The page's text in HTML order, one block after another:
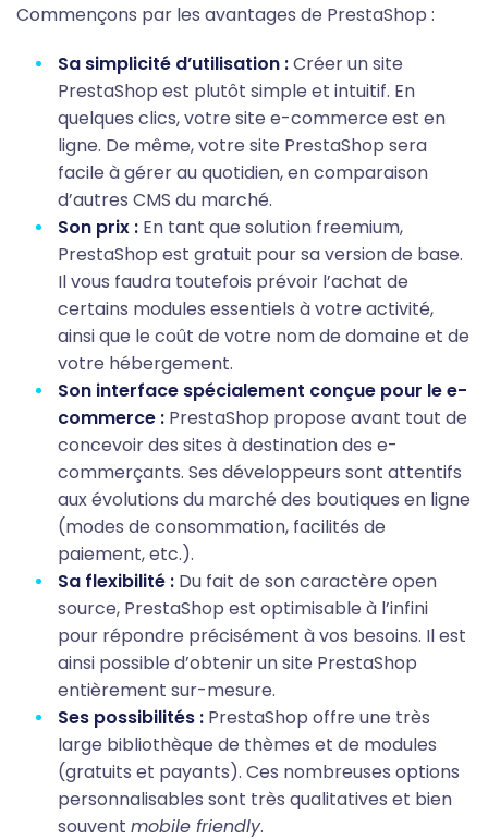
Commençons par les avantages de PrestaShop :
Sa simplicité d’utilisation :Créer un site
PrestaShop est plutôt simple et intuitif. En
quelques clics, votre site e-commerce est en
ligne. De même, votre site PrestaShop sera
facile à gérer au quotidien, en comparaison
d’autres CMS du marché.
Son prix : En tant que solution freemium,
PrestaShop est gratuit pour sa version de base.
Il vous faudra toutefois prévoir l’achat de
certains modules essentiels à votre activité,
ainsi que le coût de votre nom de domaine et de
votre hébergement.
Son interface spécialement conçue pour le e-
commerce : PrestaShop propose avant tout de
concevoir des sites à destination des e-
commerçants. Ses développeurs sont attentifs
aux évolutions du marché des boutiques en ligne
(modes de consommation, facilités de
paiement, etc.).
Sa flexibilité : Du fait de son caractère open
source, PrestaShop est optimisable à l’infini
pour répondre précisément à vos besoins. Il est
ainsi possible d’obtenir un site PrestaShop
entièrement sur-mesure.
Ses possibilités : PrestaShop offre une très
large bibliothèque de thèmes et de modules
(gratuits et payants). Ces nombreuses options
personnalisables sont très qualitatives et bien
souvent mobile friendly.